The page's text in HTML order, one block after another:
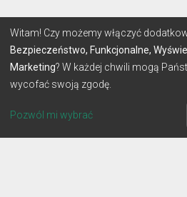
Witam! Czy możemy włączyć
Bezpieczeństwo, Funkcjonalne,
Marketing? W każdej chwili mogą
wycofać swoją zgodę.
Pozwól mi wybrać